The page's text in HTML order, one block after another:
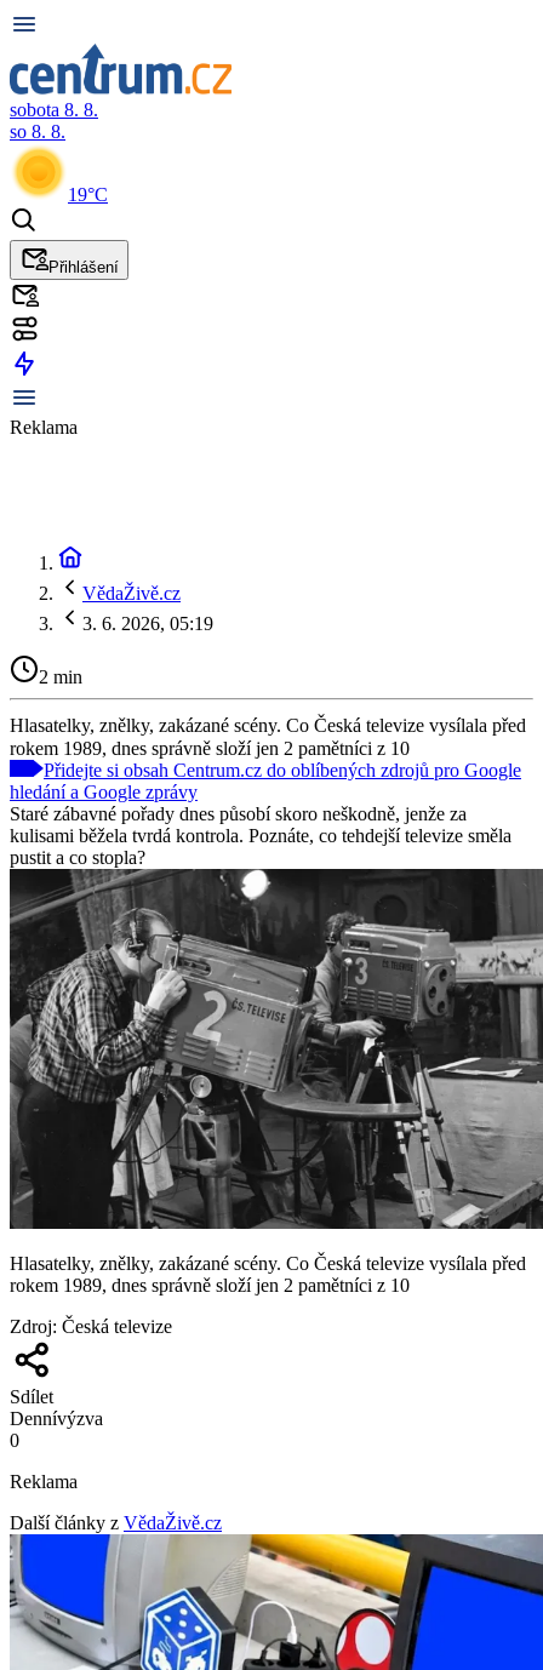
sobota 8. 8.
so 8. 8.
19°C
Přihlášení
Reklama
VědaŽivě.cz
3. 6. 2026, 05:19
2 min
Hlasatelky, znělky, zakázané scény. Co Česká televize vysílala před
rokem 1989, dnes správně složí jen 2 pamětníci z 10
Přidejte si obsah Centrum.cz do oblíbených zdrojů pro Google
hledání a Google zprávy
Staré zábavné pořady dnes působí skoro neškodně, jenže za
kulisami běžela tvrdá kontrola. Poznáte, co tehdejší televize směla
pustit a co stopla?
Hlasatelky, znělky, zakázané scény. Co Česká televize vysílala před
rokem 1989, dnes správně složí jen 2 pamětníci z 10
Zdroj: Česká televize
Sdílet
Dennívýzva
0
Reklama
Další články z VědaŽivě.cz